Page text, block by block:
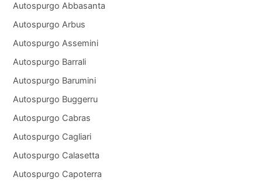
a
:
Autospurgo Abbasanta
Autospurgo Arbus
Autospurgo Assemini
Autospurgo Barrali
Autospurgo Barumini
Autospurgo Buggerru
Autospurgo Cabras
Autospurgo Cagliari
Autospurgo Calasetta
Autospurgo Capoterra